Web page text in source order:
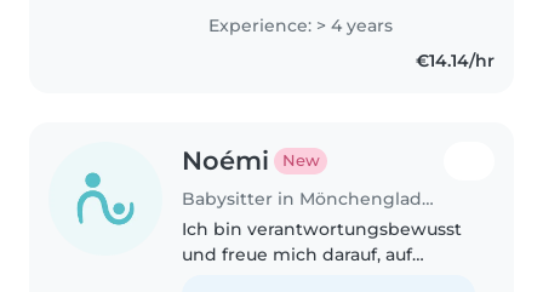
nur Zuhauses und würde gerne
einfach von Zuhause aus
Arbeiten. Ich mag sehr gerne
Experience: > 4 years
€14.14/hr
Noémi New
Babysitter in Mönchengladbach
Ich bin verantwortungsbewusst
und freue mich darauf, auf